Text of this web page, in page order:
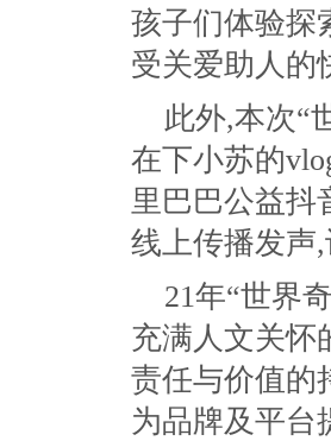
孩子们体验探
受关爱助人的
此外,本次“
在下小苏的
里巴巴公益抖
线上传播发声
21年“世界
充满人文关怀
责任与价值的
为品牌及平台